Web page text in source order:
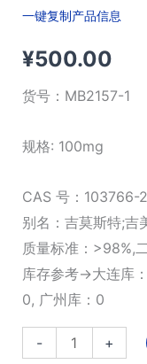
一键复制产品信息
¥500.00
货号： MB2157-1
规格: 100mg
CAS 号：103766-
别名：吉莫斯特;吉
质量标准：>98%,
库存参考→大连库
0, 广州库：0
-
Gimeracil
+